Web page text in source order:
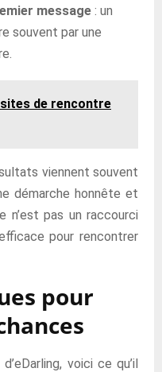
message : un
souvent par une
de rencontre
viennent souvent
démarche honnête et
n’est pas un raccourci
pour rencontrer
pour
voici ce qu’il